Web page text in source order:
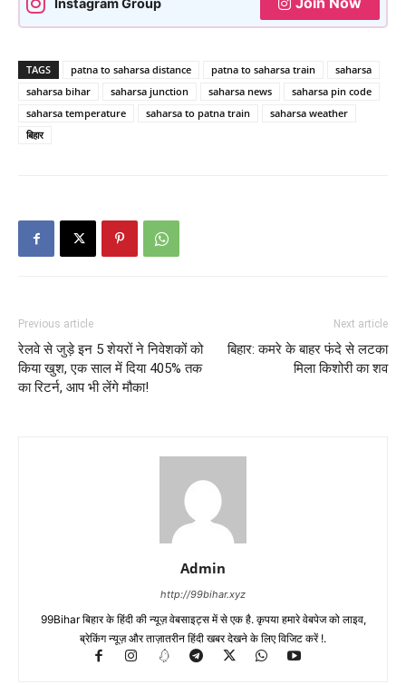
Instagram Group
TAGS patna to saharsa distance patna to saharsa train
saharsa
saharsa bihar
saharsa junction saharsa news
saharsa pin code
saharsa temperature
saharsa to patna train
saharsa weather
बिहार
Previous article
रेलवे से जुड़े इन 5 शेयरों ने निवेशकों को
किया खुश, एक साल में दिया 405% तक
का रिटर्न, आप भी लेंगे मौका!
Next article
बिहार: कमरे के बाहर फंदे से लटका
मिला किशोरी का शव
Admin
http://99bihar.xyz
99Bihar बिहार के हिंदी की न्यूज़ वेबसाइट्स में से एक है. कृपया हमारे वेबपेज को लाइव,
ब्रेकिंग न्यूज़ और ताज़ातरीन हिंदी खबर देखने के लिए विजिट करें !.